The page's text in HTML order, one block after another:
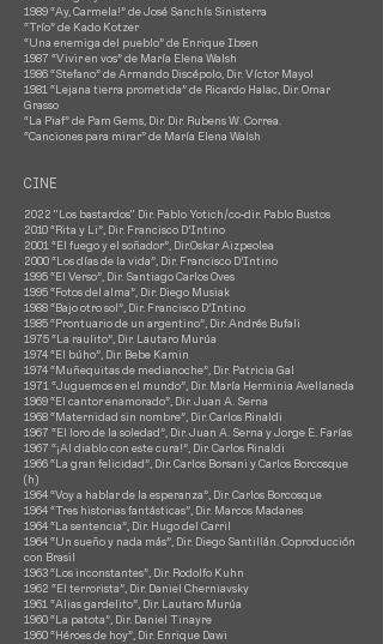
1989 “Ay, Carmela!” de José Sanchís Sinisterra
“Trío” de Kado Kotzer
“Una enemiga del pueblo” de Enrique Ibsen
1987 “Vivir en vos” de María Elena Walsh
1986 “Stefano” de Armando Discépolo, Dir. Víctor Mayol
1981 “Lejana tierra prometida” de Ricardo Halac, Dir. Omar
Grasso
“La Piaf” de Pam Gems, Dir. Dir. Rubens W. Correa.
“Canciones para mirar” de María Elena Walsh
​CINE
2022 "Los bastardos" Dir. Pablo Yotich/co-dir. Pablo Bustos
2010 “Rita y Li”, Dir. Francisco D’Intino
2001 “El fuego y el soñador”, Dir.Oskar Aizpeolea
2000 “Los días de la vida”, Dir. Francisco D’Intino
1995 “El Verso”, Dir. Santiago Carlos Oves
1995 “Fotos del alma”, Dir. Diego Musiak
1988 “Bajo otro sol”, Dir. Francisco D’Intino
1985 “Prontuario de un argentino”, Dir. Andrés Bufali
1975 “La raulito”, Dir. Lautaro Murúa
1974 “El búho”, Dir. Bebe Kamin
1974 “Muñequitas de medianoche”, Dir. Patricia Gal
1971 “Juguemos en el mundo”, Dir. María Herminia Avellaneda
1969 “El cantor enamorado”, Dir. Juan A. Serna
1968 “Maternidad sin nombre”, Dir. Carlos Rinaldi
1967 “El loro de la soledad”, Dir. Juan A. Serna y Jorge E. Farías
1967 “¡Al diablo con este cura!”, Dir. Carlos Rinaldi
1966 “La gran felicidad”, Dir. Carlos Borsani y Carlos Borcosque
(h)
1964 “Voy a hablar de la esperanza”, Dir. Carlos Borcosque
1964 “Tres historias fantásticas”, Dir. Marcos Madanes
1964 “La sentencia”, Dir. Hugo del Carril
1964 “Un sueño y nada más”, Dir. Diego Santillán. Coproducción
con Brasil
1963 “Los inconstantes”, Dir. Rodolfo Kuhn
1962 “El terrorista”, Dir. Daniel Cherniavsky
1961 “Alias gardelito”, Dir. Lautaro Murúa
1960 “La patota”, Dir. Daniel Tinayre
1960 “Héroes de hoy”, Dir. Enrique Dawi